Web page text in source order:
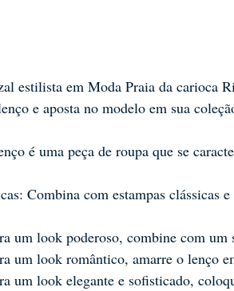
estilista em Moda Praia da carioca
e aposta no modelo em sua
é uma peça de roupa que se
Combina com estampas
um look poderoso, combine com um
Para um look romântico, amarre o
um look elegante e sofisticado,